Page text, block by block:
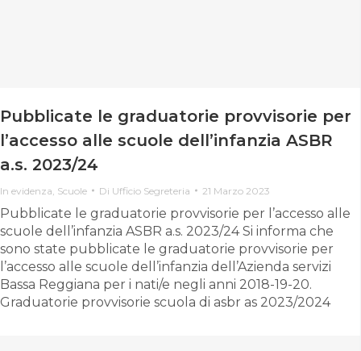
Pubblicate le graduatorie provvisorie per
l’accesso alle scuole dell’infanzia ASBR
a.s. 2023/24
In evidenza Scuole Di Ufficio Segreteria 21 Marzo 2023
Pubblicate le graduatorie provvisorie per l’accesso alle
scuole dell’infanzia ASBR a.s. 2023/24 Si informa che
sono state pubblicate le graduatorie provvisorie per
l’accesso alle scuole dell’infanzia dell’Azienda servizi
Bassa Reggiana per i nati/e negli anni 2018-19-20.
Graduatorie provvisorie scuola di asbr as 2023/2024